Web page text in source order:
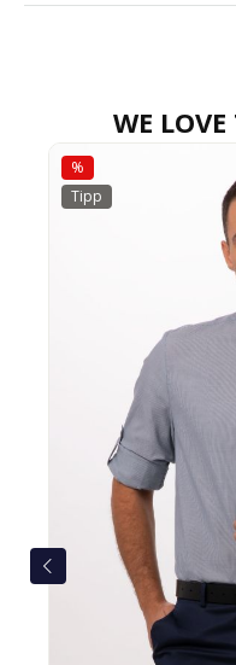
WE
%
Tipp